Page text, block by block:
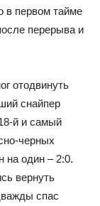
в первом тайме
перерыва и
отодвинуть
снайпер
й и самый
черных
на один – 2:0.
вернуть
спас